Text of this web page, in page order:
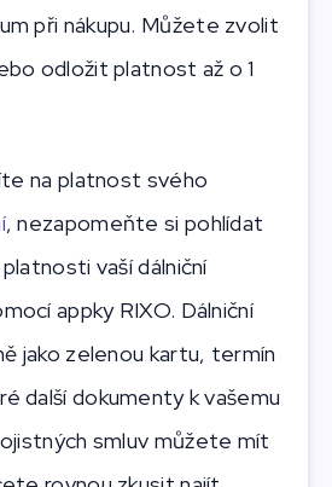
při nákupu. Můžete zvolit
odložit platnost až o 1
na platnost svého
, nezapomeňte si pohlídat
vaší dálniční
appky RIXO. Dálniční
jako zelenou kartu, termín
další dokumenty k vašemu
smluv můžete mít